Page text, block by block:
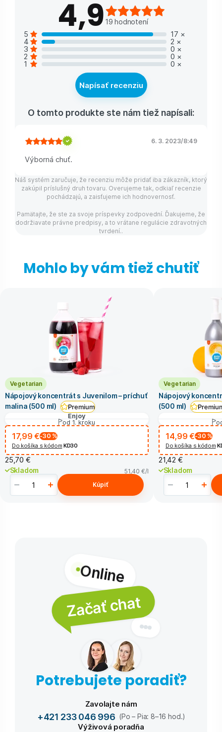
4,9 19 hodnotení
5
17 ×
4 2 ×
3 0 ×
2 0 ×
1 0 ×
Napísať recenziu
O tomto produkte ste nám tiež napísali:
6. 3. 2023/8:49
Výborná chuť.
Náš systém zaručuje, že recenziu môže pridať iba zákazník, ktorý
zakúpil príslušný druh tovaru. Overujeme tak, odkiaľ recenzie
pochádzajú, a zaisťujeme ich hodnovernosť.
Pamätajte, že ste za svoje príspevky zodpovední. Ďakujeme, že
dodržiavate právne predpisy, a to vrátane regulácie zdravotných
tvrdení..
Mohlo by vám tiež chutiť
Vegetarian
Nápojový koncentrát s Juvenilom – príchuť
malina (500 ml)
Premium
Enjoy
od 1. kroku
17,99 €-30 %
Do košíka s kódom KD30
25,70 €
Skladom 51,40 €/l
Kúpiť
Vegetarian
Nápojový
(500 ml)
14,99 €-30 %
Do košíka s kódom
21,42 €
Skladom
Online
Začať chat
Potrebujete poradiť?
Zavolajte nám
+421 233 046 996 (Po – Pia: 8–16 hod.)
Výživová poradňa